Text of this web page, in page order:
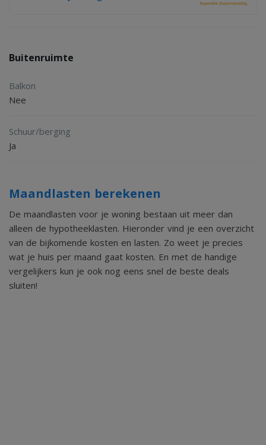
- erfpachtperceel van circa 200 m
- in 2024 vrijwel volledig vernieuwd en gemoderniseerd
- 2 slaapkamers
- vloerverwarming aanwezig, CV-ketel uit 2024
- buitenzijde geschilderd in 2025
- inpandige berging met wasmachine en droger
Buitenruimte
Balkon
Nee
Schuur/berging
Ja
Maandlasten berekenen
De maandlasten voor je woning bestaan uit meer dan
alleen de hypotheeklasten. Hieronder vind je een overzicht
van de bijkomende kosten en lasten. Zo weet je precies
wat je huis per maand gaat kosten. En met de handige
vergelijkers kun je ook nog eens snel de beste deals
sluiten!